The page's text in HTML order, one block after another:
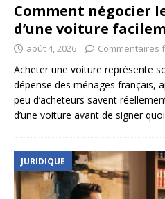
Comment négocier
d’une voiture
août 4, 2026 Commentaires
Acheter une voiture représente
dépense des ménages français,
peu d’acheteurs savent
d’une voiture avant de signer
JURIDIQUE